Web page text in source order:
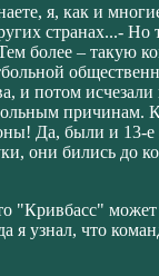
я, как и
странах...-
более – такую
и потом
причинам.
Да, были и 13-е
они бились
"Кривбасс"
я узнал, что